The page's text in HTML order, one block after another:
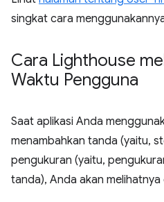
singkat cara
Cara Lighthouse
Waktu Pengguna
Saat aplikasi Anda
menambahkan tanda (yaitu,
pengukuran (yaitu,
tanda), Anda akan